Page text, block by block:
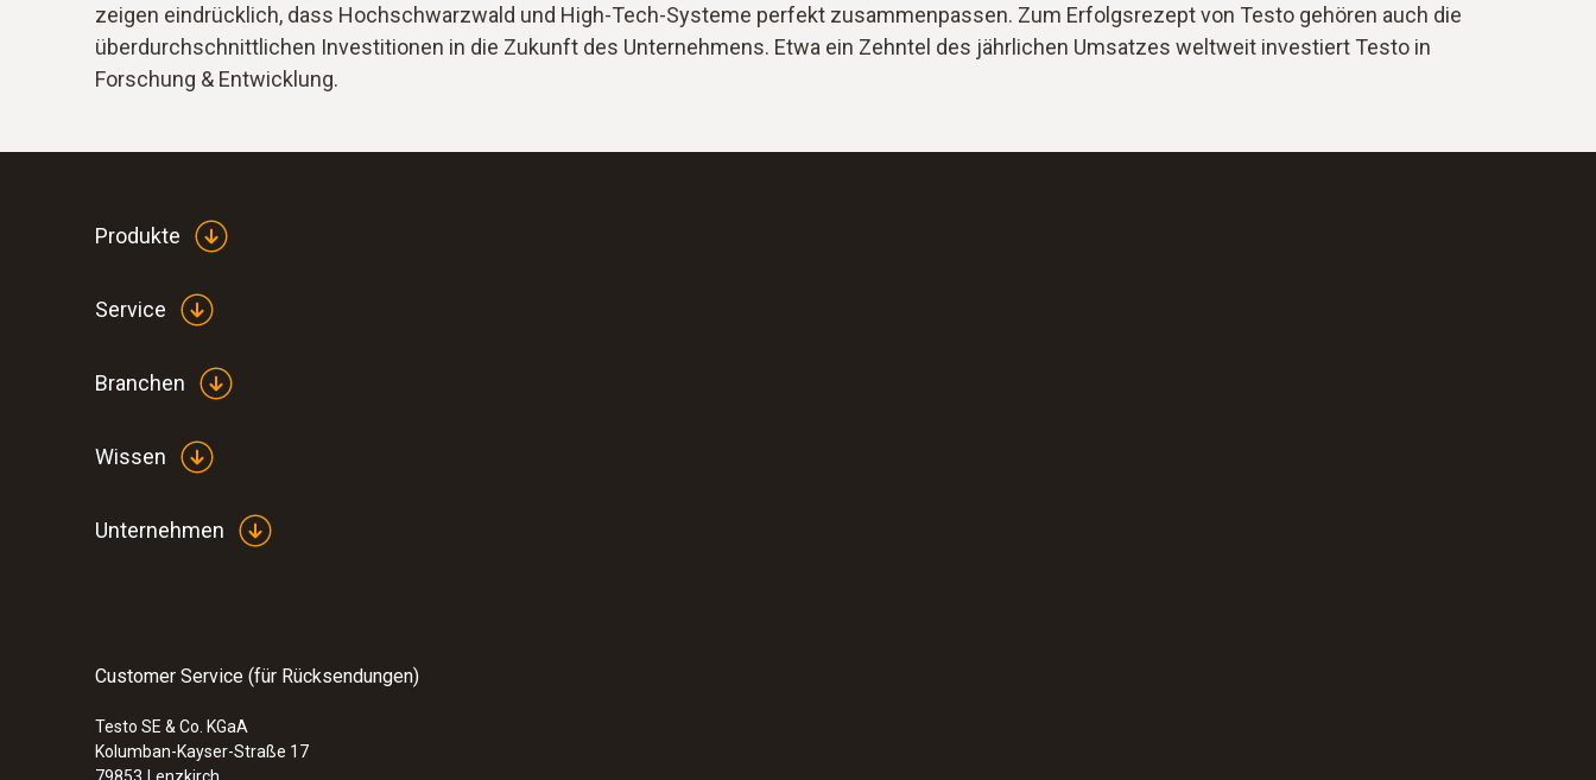
zeigen eindrücklich, dass Hochschwarzwald und High-Tech-Systeme perfekt zusammenpassen. Zum Erfolgsrezept von Testo gehören auch die
überdurchschnittlichen Investitionen in die Zukunft des Unternehmens. Etwa ein Zehntel des jährlichen Umsatzes weltweit investiert Testo in
Forschung & Entwicklung.
Produkte
Service
Branchen
Wissen
Unternehmen
Customer Service (für Rücksendungen)
Testo SE & Co. KGaA
Kolumban-Kayser-Straße 17